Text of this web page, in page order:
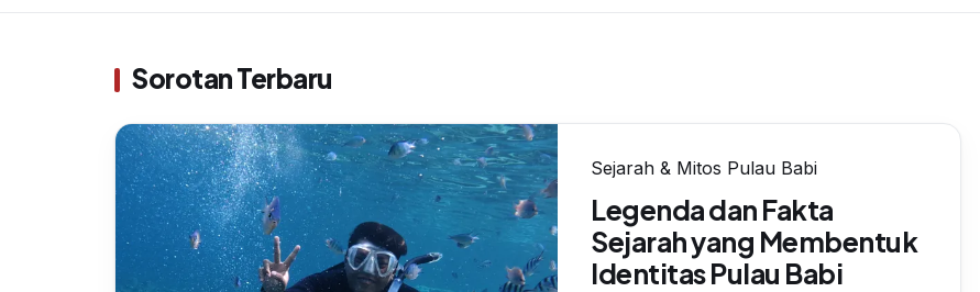
Sorotan Terbaru
Sejarah & Mitos Pulau Babi
Legenda dan Fakta
Sejarah yang Membentuk
Identitas Pulau Babi